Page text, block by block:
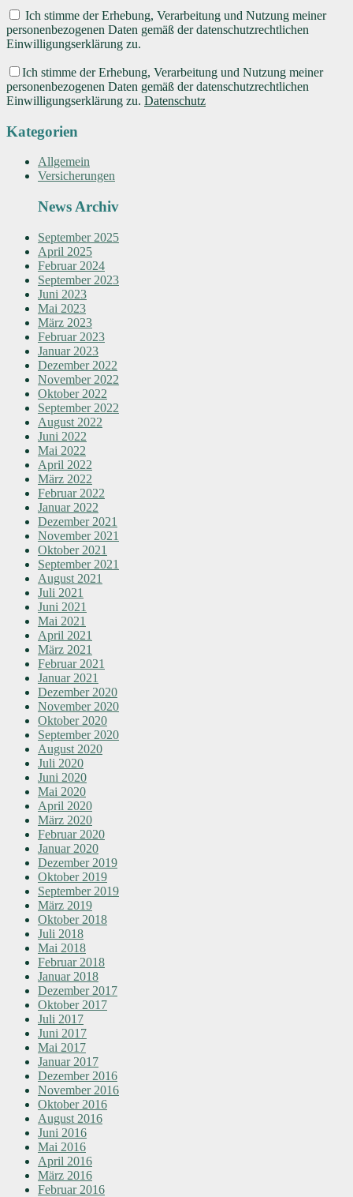
Ich stimme der Erhebung, Verarbeitung und Nutzung meiner
personenbezogenen Daten gemäß der datenschutzrechtlichen
Einwilligungserklärung zu.
Ich stimme der Erhebung, Verarbeitung und Nutzung meiner
personenbezogenen Daten gemäß der datenschutzrechtlichen
Einwilligungserklärung zu. Datenschutz
Kategorien
Allgemein
Versicherungen
News Archiv
September 2025
April 2025
Februar 2024
September 2023
Juni 2023
Mai 2023
März 2023
Februar 2023
Januar 2023
Dezember 2022
November 2022
Oktober 2022
September 2022
August 2022
Juni 2022
Mai 2022
April 2022
März 2022
Februar 2022
Januar 2022
Dezember 2021
November 2021
Oktober 2021
September 2021
August 2021
Juli 2021
Juni 2021
Mai 2021
April 2021
März 2021
Februar 2021
Januar 2021
Dezember 2020
November 2020
Oktober 2020
September 2020
August 2020
Juli 2020
Juni 2020
Mai 2020
April 2020
März 2020
Februar 2020
Januar 2020
Dezember 2019
Oktober 2019
September 2019
März 2019
Oktober 2018
Juli 2018
Mai 2018
Februar 2018
Januar 2018
Dezember 2017
Oktober 2017
Juli 2017
Juni 2017
Mai 2017
Januar 2017
Dezember 2016
November 2016
Oktober 2016
August 2016
Juni 2016
Mai 2016
April 2016
März 2016
Februar 2016